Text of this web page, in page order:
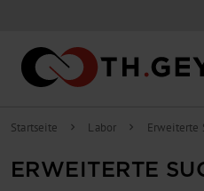
Startseite chevron_right Labor chevron_right Erweiterte
ERWEITERTE